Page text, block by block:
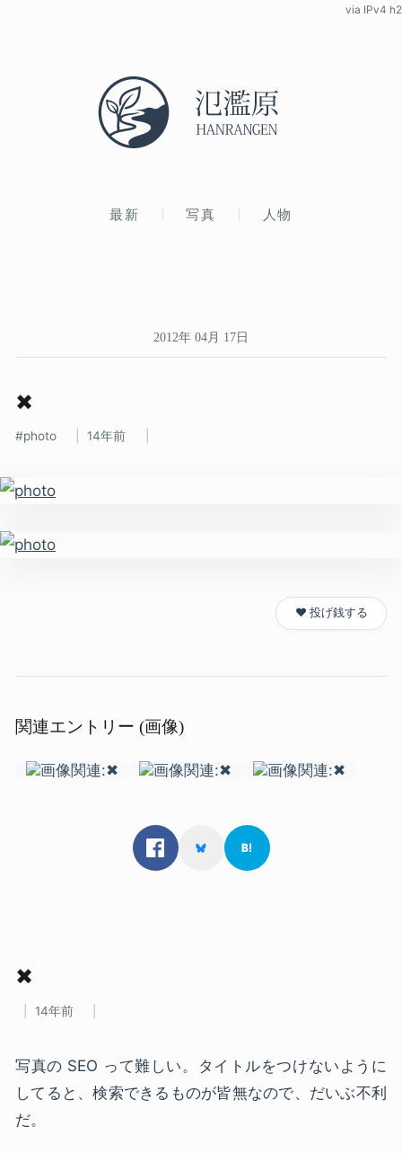
最新 写真 人物
via IPv4 h2
2012年 04月 17日
✖
photo 14年前
❤️ 投げ銭する
関連エントリー (画像)
✖
14年前
写真の SEO って難しい。タイトルをつけないように
してると、検索できるものが皆無なので、だいぶ不利
だ。